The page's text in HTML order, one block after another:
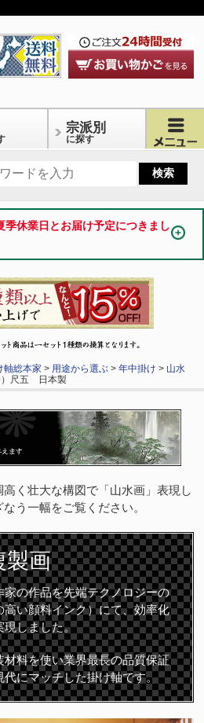
宗派別
に探す
季休業日とお届け予定につきまし
軸総本家 > 用途から選ぶ >年中掛け > 山水
）尺五 日本製
く壮大な構図で「山水画」表現し
う一幅をご覧ください。
製画
の作品を先端テクノロジーの
い顔料インク）にて、効率化
現しました。
料を使い業界最長の品質保証
にマッチした掛け軸です。